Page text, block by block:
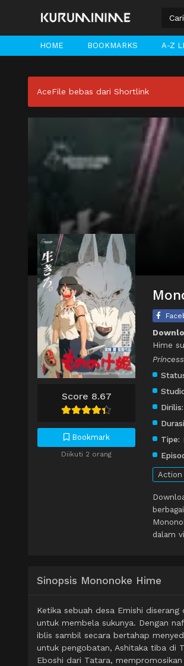
HOME BOOKMARKS A-Z
AceFile bebas dari Shortlink
Score 8.67
Bookmark
Diikuti 2 orang
Hime
Dirilis:
Tipe:
Action
dalam
Sinopsis Mononoke Hime
Ketika sebuah desa Emishi
untuk membela sukunya. Dengan
iblis sambil secara bertahap
untuk pengobatan, Ashitaka tiba di
Eboshi dari Tatara,